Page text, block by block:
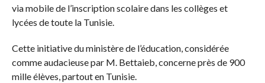
via mobile de l’inscription scolaire dans les collèges et
lycées de toute la Tunisie.
Cette initiative du ministère de l’éducation, considérée
comme audacieuse par M. Bettaieb, concerne près de 900
mille élèves, partout en Tunisie.